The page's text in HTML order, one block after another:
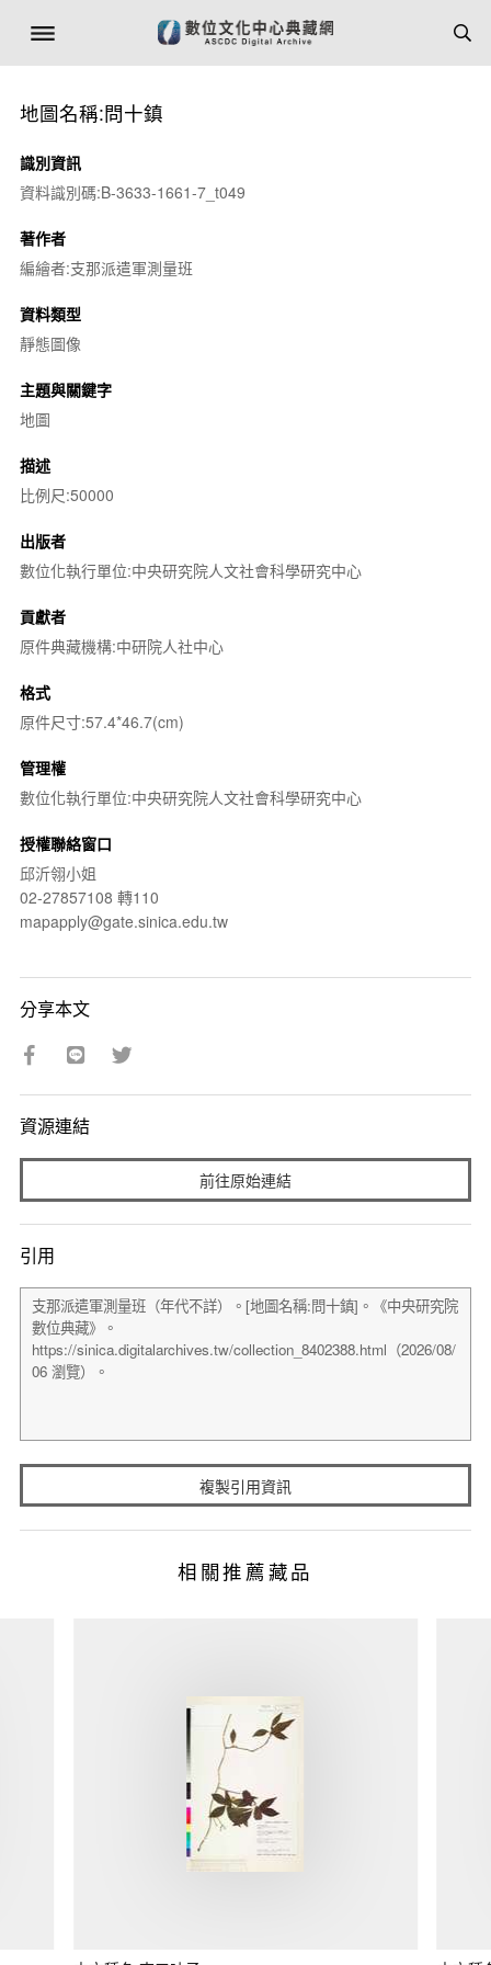
地圖名稱:問十鎮
識別資訊
資料識別碼:B-3633-1661-7_t049
著作者
編繪者:支那派遣軍測量班
資料類型
靜態圖像
主題與關鍵字
地圖
描述
比例尺:50000
出版者
數位化執行單位:中央研究院人文社會科學研究中心
貢獻者
原件典藏機構:中研院人社中心
格式
原件尺寸:57.4*46.7(cm)
管理權
數位化執行單位:中央研究院人文社會科學研究中心
授權聯絡窗口
邱沂翎小姐
02-27857108 轉110
mapapply@gate.sinica.edu.tw
分享本文
資源連結
前往原始連結
引用
複製引用資訊
相關推薦藏品